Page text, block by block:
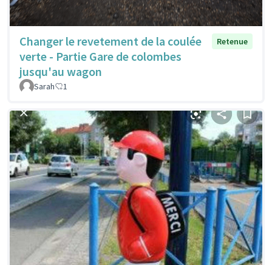
Changer le revetement de la coulée
verte - Partie Gare de colombes
jusqu'au wagon
Retenue
Sarah 1